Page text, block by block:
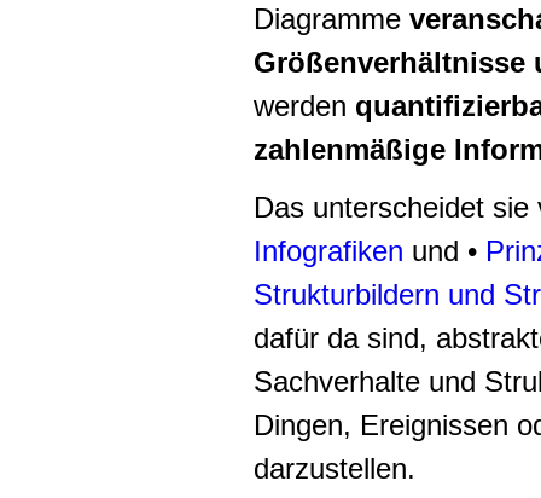
Diagramme
Größenverhältnisse
werden
zahlenmäßige
Das unterscheidet sie
Infografiken und •
Strukturbildern und
dafür da sind,
Sachverhalte und
Dingen, Ereignissen
darzustellen.